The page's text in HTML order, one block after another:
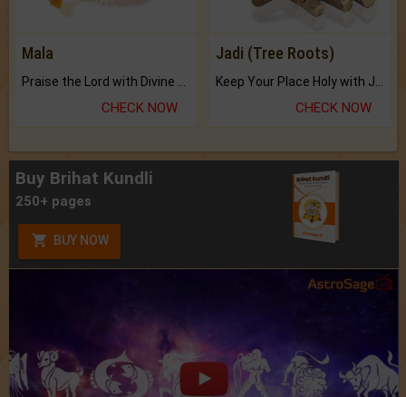
Mala
Praise the Lord with Divine Energies of Mala.
CHECK NOW
Jadi (Tree Roots)
Keep Your Place Holy with Jadi.
CHECK NOW
Buy Brihat Kundli
250+ pages
BUY NOW